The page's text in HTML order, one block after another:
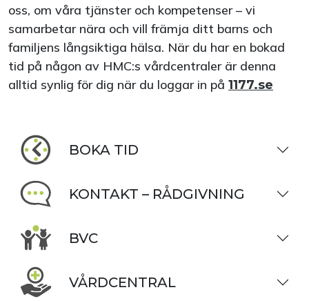
oss, om våra tjänster och kompetenser – vi
samarbetar nära och vill främja ditt barns och
familjens långsiktiga hälsa. När du har en bokad
tid på någon av HMC:s vårdcentraler är denna
alltid synlig för dig när du loggar in på 1177.se
BOKA TID
KONTAKT – RÅDGIVNING
BVC
VÅRDCENTRAL